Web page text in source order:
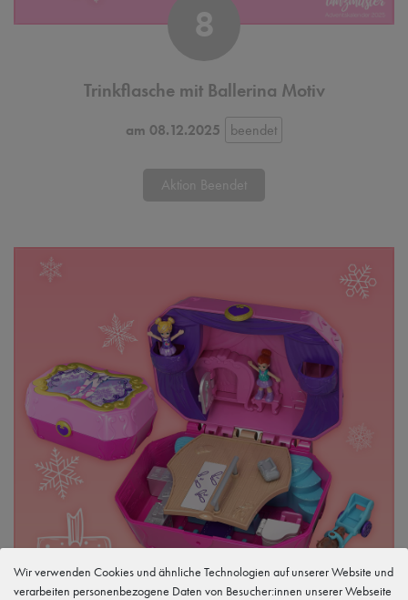
8
Trinkflasche mit Ballerina Motiv
am 08.12.2025
Aktion Beendet
Wir verwenden Cookies und ähnliche Technologien auf unserer Website und
verarbeiten personenbezogene Daten von Besucher:innen unserer Webseite